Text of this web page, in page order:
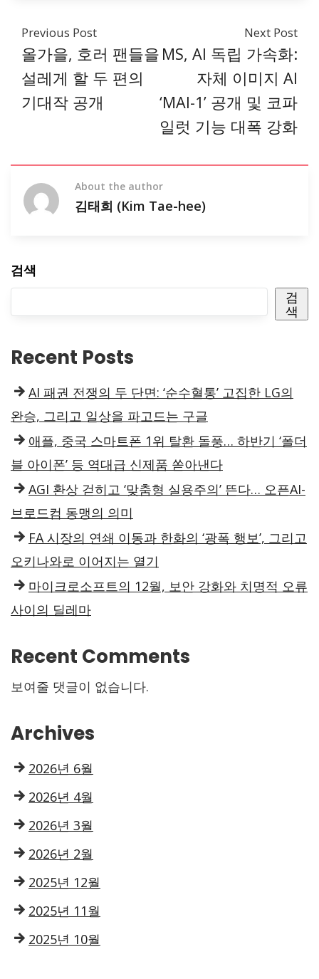
Previous Post
올가을, 호러 팬들을
설레게 할 두 편의
기대작 공개
Next Post
MS, AI 독립 가속화:
자체 이미지 AI
‘MAI-1’ 공개 및 코파
일럿 기능 대폭 강화
About the author
김태희 (Kim Tae-hee)
검색
검
색
Recent Posts
AI 패권 전쟁의 두 단면: ‘순수혈통’ 고집한 LG의
완승, 그리고 일상을 파고드는 구글
애플, 중국 스마트폰 1위 탈환 돌풍… 하반기 ‘폴더
블 아이폰’ 등 역대급 신제품 쏟아낸다
AGI 환상 걷히고 ‘맞춤형 실용주의’ 뜬다… 오픈AI-
브로드컴 동맹의 의미
FA 시장의 연쇄 이동과 한화의 ‘광폭 행보’, 그리고
오키나와로 이어지는 열기
마이크로소프트의 12월, 보안 강화와 치명적 오류
사이의 딜레마
Recent Comments
보여줄 댓글이 없습니다.
Archives
2026년 6월
2026년 4월
2026년 3월
2026년 2월
2025년 12월
2025년 11월
2025년 10월